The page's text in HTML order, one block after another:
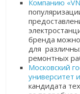
Компанию
бренда
для
ремонтных
Московский
университет
кандидата